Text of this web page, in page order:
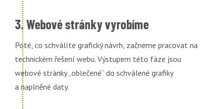
3. Webové stránky vyrobíme
Poté, co schválíte grafický návrh, začneme pracovat na
technickém řešení webu. Výstupem této fáze jsou
webové stránky „oblečené“ do schválené grafiky
a naplněné daty.